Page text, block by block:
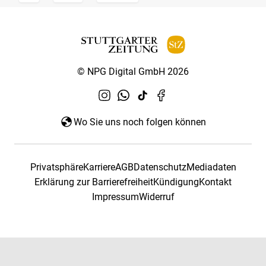
© NPG Digital GmbH 2026
Wo Sie uns noch folgen können
PrivatsphäreKarriereAGBDatenschutzMediadaten
Erklärung zur BarrierefreiheitKündigungKontakt
ImpressumWiderruf